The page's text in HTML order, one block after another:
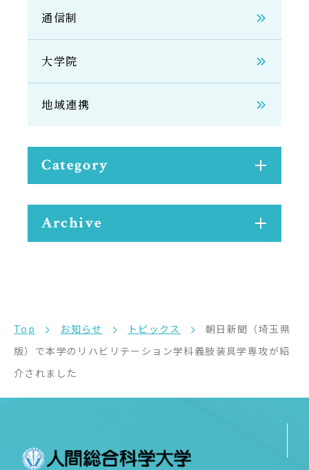
公式SNS
通信制
大学院
地域連携
Category
Archive
Top お知らせ トピックス
朝日新聞（埼玉県
版）で本学のリハビリテーション学科義肢装具学専攻が紹
介されました